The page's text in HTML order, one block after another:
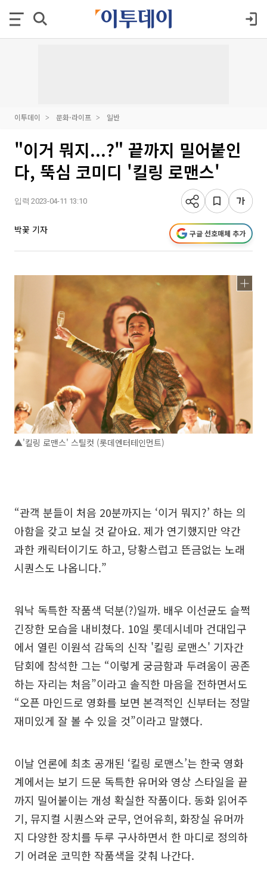
이투데이 문화·라이프 일반
"이거 뭐지...?" 끝까지 밀어붙인
다, 뚝심 코미디 '킬링 로맨스'
입력 2023-04-11 13:10
박꽃 기자 구글 선호매체 추가
▲'킬링 로맨스' 스틸컷 (롯데엔터테인먼트)
“관객 분들이 처음 20분까지는 ‘이거 뭐지?’ 하는 의
아함을 갖고 보실 것 같아요. 제가 연기했지만 약간
과한 캐릭터이기도 하고, 당황스럽고 뜬금없는 노래
시퀀스도 나옵니다.”
워낙 독특한 작품색 덕분(?)일까. 배우 이선균도 슬쩍
긴장한 모습을 내비쳤다. 10일 롯데시네마 건대입구
에서 열린 이원석 감독의 신작 '킬링 로맨스' 기자간
담회에 참석한 그는 “이렇게 궁금함과 두려움이 공존
하는 자리는 처음”이라고 솔직한 마음을 전하면서도
“오픈 마인드로 영화를 보면 본격적인 신부터는 정말
재미있게 잘 볼 수 있을 것”이라고 말했다.
이날 언론에 최초 공개된 ‘킬링 로맨스’는 한국 영화
계에서는 보기 드문 독특한 유머와 영상 스타일을 끝
까지 밀어붙이는 개성 확실한 작품이다. 동화 읽어주
기, 뮤지컬 시퀀스와 군무, 언어유희, 화장실 유머까
지 다양한 장치를 두루 구사하면서 한 마디로 정의하
기 어려운 코믹한 작품색을 갖춰 나간다.